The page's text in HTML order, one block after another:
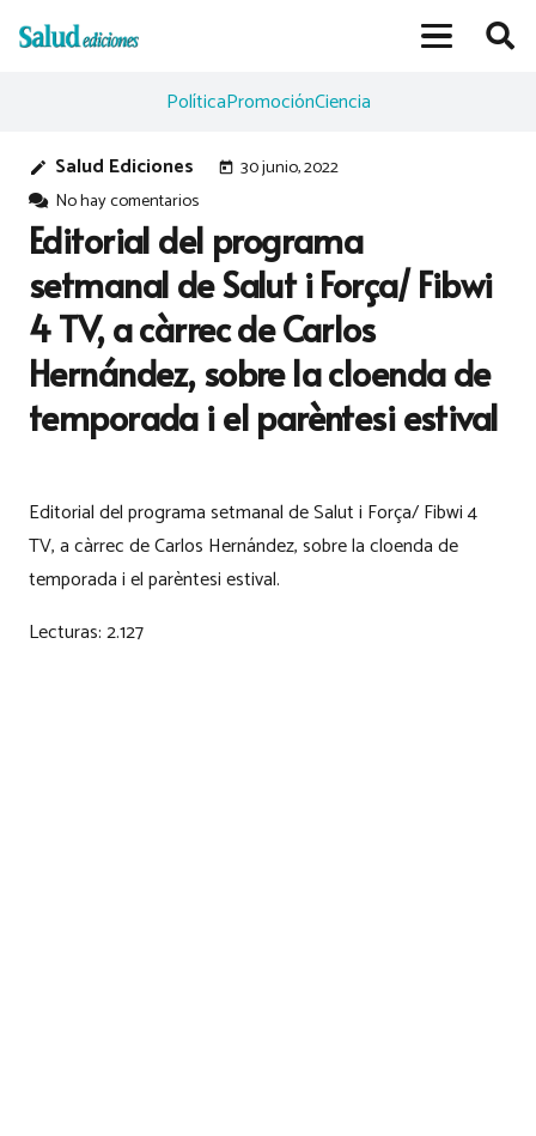
PolíticaPromociónCiencia
edit Salud Ediciones today 30 junio, 2022
No hay comentarios
Editorial del programa
setmanal de Salut i Força/ Fibwi
4 TV, a càrrec de Carlos
Hernández, sobre la cloenda de
temporada i el parèntesi estival
Editorial del programa setmanal de Salut i Força/ Fibwi 4
TV, a càrrec de Carlos Hernández, sobre la cloenda de
temporada i el parèntesi estival.
Lecturas:2.127